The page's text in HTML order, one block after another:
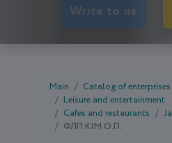
Write to us
Main
Catalog of enterprises
Leisure and entertainment
Cafes and restaurants
ФЛП КІМ О.П.